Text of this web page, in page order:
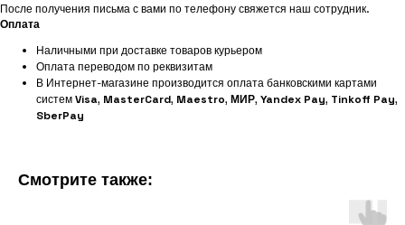
После получения письма с вами по телефону свяжется наш сотрудник.
Оплата
Наличными при доставке товаров курьером
Оплата переводом по реквизитам
В Интернет-магазине производится оплата банковскими картами
системVisa, MasterCard, Maestro, МИР, Yandex Pay, Tinkoff Pay,
SberPay
Смотрите также: